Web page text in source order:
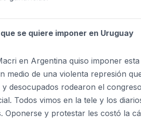
se quiere imponer en Uruguay
en Argentina quiso imponer
medio de una violenta represión
y desocupados rodearon el
Todos vimos en la tele y los
Oponerse y protestar les costó la